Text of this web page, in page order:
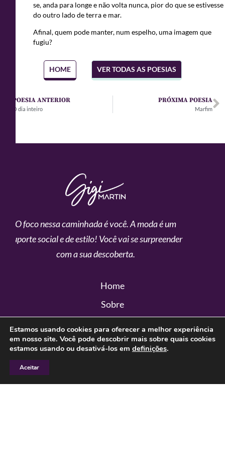
se, anda para longe e não volta nunca, pior do que se estivesse
do outro lado de terra e mar.
Afinal, quem pode manter, num espelho, uma imagem que
fugiu?
HOME VER TODAS AS POESIAS
POESIA ANTERIOR
O dia inteiro
PRÓXIMA POESIA
Marfim
O foco nessa caminhada é você. A moda é um
suporte social e de estilo! Você vai se surpreender
com a sua descoberta.
Home
Sobre
Blog
Estamos usando cookies para oferecer a melhor experiência
em nosso site. Você pode descobrir mais sobre quais cookies
estamos usando ou desativá-los em definições.
Aceitar